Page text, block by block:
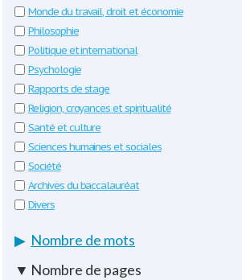
Monde du travail, droit et économie
Philosophie
Politique et international
Psychologie
Rapports de stage
Religion, croyances et spiritualité
Santé et culture
Sciences humaines et sociales
Société
Archives du baccalauréat
Divers
▶ Nombre de mots
▼ Nombre de pages